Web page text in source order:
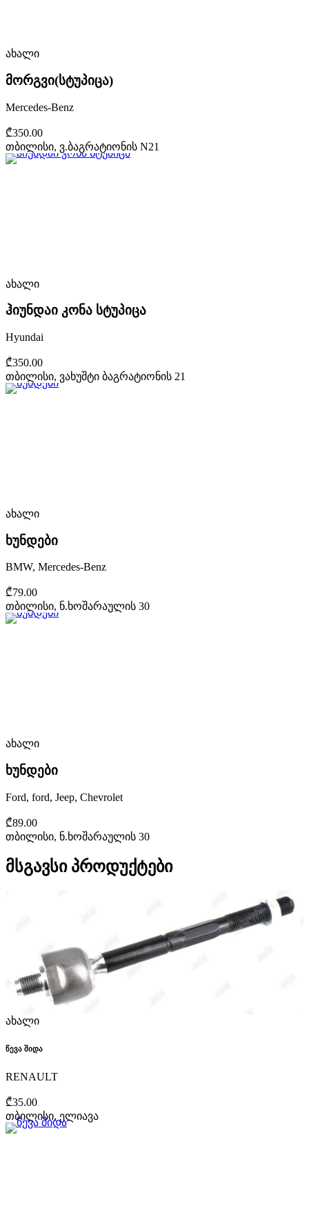
ახალი
მორგვი(სტუპიცა)
Mercedes-Benz
₾350.00
თბილისი, ვ.ბაგრატიონის N21
ახალი
ჰიუნდაი კონა სტუპიცა
Hyundai
₾350.00
თბილისი, ვახუშტი ბაგრატიონის 21
ახალი
ხუნდები
BMW, Mercedes-Benz
₾79.00
თბილისი, ნ.ხოშარაულის 30
ახალი
ხუნდები
Ford, ford, Jeep, Chevrolet
₾89.00
თბილისი, ნ.ხოშარაულის 30
მსგავსი პროდუქტები
ახალი
წევა შიდა
RENAULT
₾35.00
თბილისი, ელიავა